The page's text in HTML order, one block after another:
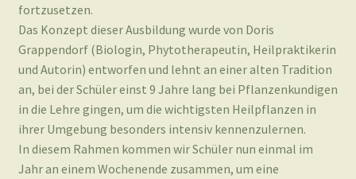
fortzusetzen.
Das Konzept dieser Ausbildung wurde von Doris
Grappendorf (Biologin, Phytotherapeutin, Heilpraktikerin
und Autorin) entworfen und lehnt an einer alten Tradition
an, bei der Schüler einst 9 Jahre lang bei Pflanzenkundigen
in die Lehre gingen, um die wichtigsten Heilpflanzen in
ihrer Umgebung besonders intensiv kennenzulernen.
In diesem Rahmen kommen wir Schüler nun einmal im
Jahr an einem Wochenende zusammen, um eine